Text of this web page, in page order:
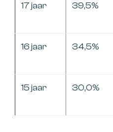
17 jaar 39,5%
16 jaar 34,5%
15 jaar 30,0%